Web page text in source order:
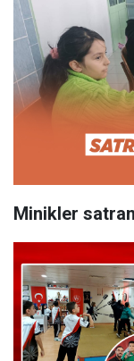
Minikler